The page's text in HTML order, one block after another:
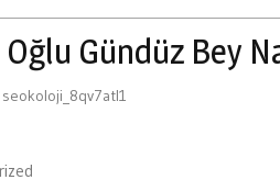
Gündüz Bey
seokoloji_8qv7atl1